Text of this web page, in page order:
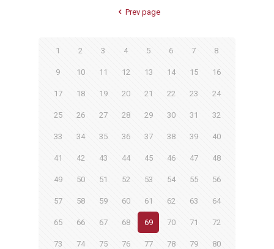
Prev page
1 2 3 4 5 6 7 8
9 10 11 12 13 14 15 16
17 18 19 20 21 22 23 24
25 26 27 28 29 30 31 32
33 34 35 36 37 38 39 40
41 42 43 44 45 46 47 48
49 50 51 52 53 54 55 56
57 58 59 60 61 62 63 64
65 66 67 68 69 70 71 72
73 74 75 76 77 78 79 80